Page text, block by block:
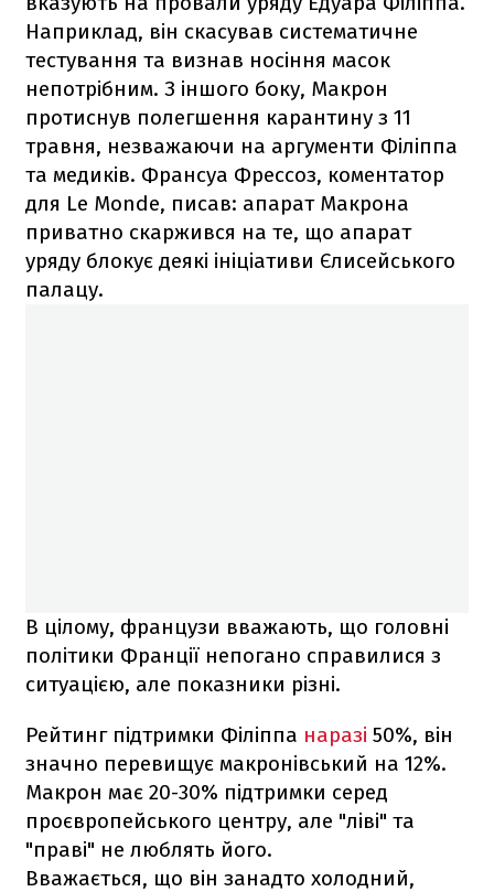
Наприклад, він скасував систематичне
тестування та визнав носіння масок
непотрібним. З іншого боку, Макрон
протиснув полегшення карантину з 11
травня, незважаючи на аргументи Філіппа
та медиків. Франсуа Фрессоз, коментатор
для Le Monde, писав: апарат Макрона
приватно скаржився на те, що апарат
уряду блокує деякі ініціативи Єлисейського
палацу.
В цілому, французи вважають, що головні
політики Франції непогано справилися з
ситуацією, але показники різні.
Рейтинг підтримки Філіппа наразі 50%, він
значно перевищує макронівський на 12%.
Макрон має 20-30% підтримки серед
проєвропейського центру, але "ліві" та
"праві" не люблять його.
Вважається, що він занадто холодний,